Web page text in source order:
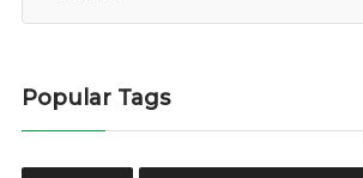
Popular Tags